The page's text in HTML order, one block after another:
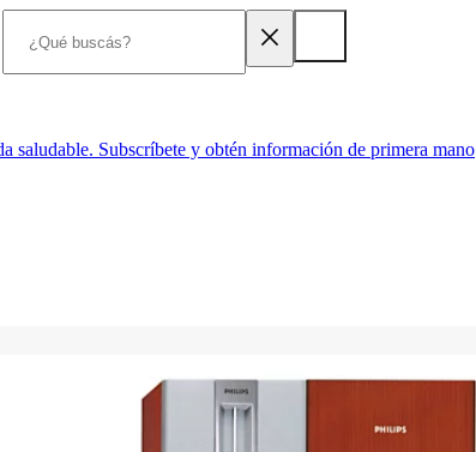
saludable. Subscríbete y obtén información de primera mano